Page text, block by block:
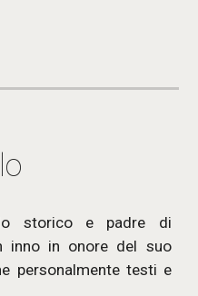
storico e padre di
inno in onore del suo
personalmente testi e